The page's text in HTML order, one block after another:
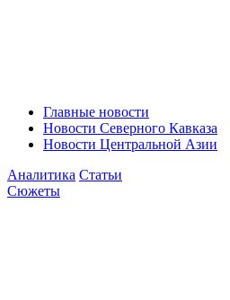
Главные новости
Новости Северного Кавказа
Новости Центральной Азии
Аналитика Статьи
Сюжеты